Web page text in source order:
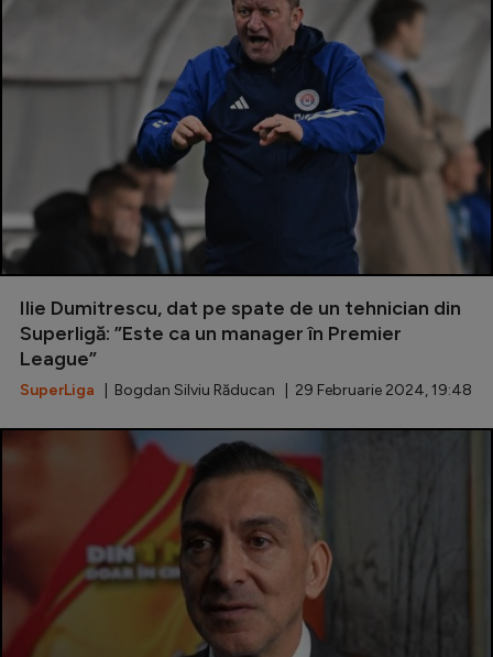
Ilie Dumitrescu, dat pe spate de un tehnician din
Superligă: ”Este ca un manager în Premier
League”
SuperLiga | Bogdan Silviu Răducan | 29 Februarie 2024, 19:48